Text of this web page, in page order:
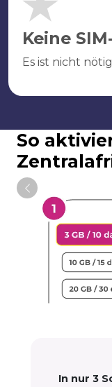
Keine
Es ist nicht
So
In nur 3